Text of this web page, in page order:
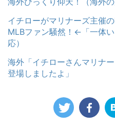
イチローがマリナーズ主催
MLBファン騒然！←「一体
応）
海外「イチローさんマリナ
登場しましたよ」